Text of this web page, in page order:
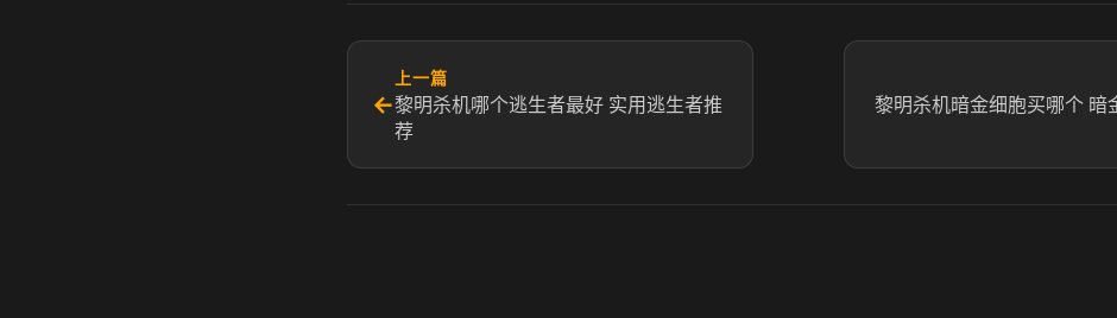
←
上一篇
黎明杀机哪个逃生者最好 实用逃生者推
荐
黎明杀机暗金细胞买哪个 暗